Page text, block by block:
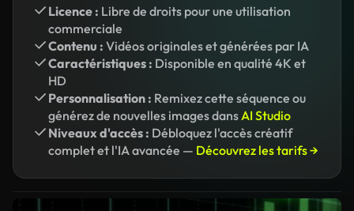
Licence : Libre de droits pour une utilisation
commerciale
Contenu : Vidéos originales et générées par IA
Caractéristiques : Disponible en qualité 4K et
HD
Personnalisation : Remixez cette séquence ou
générez de nouvelles images dansAI Studio
Niveaux d'accès : Débloquez l'accès créatif
complet et l'IA avancée — Découvrez les tarifs →